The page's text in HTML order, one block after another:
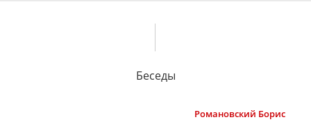
Беседы
Романовский Борис